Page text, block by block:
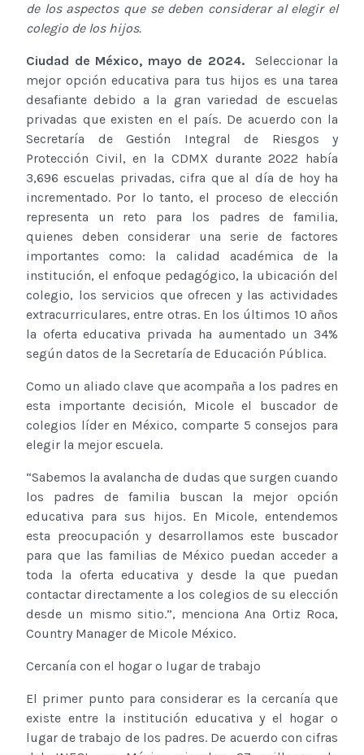
de los aspectos que se deben considerar al elegir el
colegio de los hijos.
Ciudad de México, mayo de 2024.
Seleccionar la
mejor opción educativa para tus hijos es una tarea
desafiante debido a la gran variedad de escuelas
privadas que existen en el país. De acuerdo con la
Secretaría de Gestión Integral de Riesgos y
Protección Civil, en la CDMX durante 2022 había
3,696 escuelas privadas, cifra que al día de hoy ha
incrementado. Por lo tanto, el proceso de elección
representa un reto para los padres de familia,
quienes deben considerar una serie de factores
importantes como: la calidad académica de la
institución, el enfoque pedagógico, la ubicación del
colegio, los servicios que ofrecen y las actividades
extracurriculares, entre otras. En los últimos 10 años
la oferta educativa privada ha aumentado un 34%
según datos de la Secretaría de Educación Pública.
Como un aliado clave que acompaña a los padres en
esta importante decisión, Micole el buscador de
colegios líder en México, comparte 5 consejos para
elegir la mejor escuela.
“Sabemos la avalancha de dudas que surgen cuando
los padres de familia buscan la mejor opción
educativa para sus hijos. En Micole, entendemos
esta preocupación y desarrollamos este buscador
para que las familias de México puedan acceder a
toda la oferta educativa y desde la que puedan
contactar directamente a los colegios de su elección
desde un mismo sitio.”, menciona Ana Ortiz Roca,
Country Manager de Micole México.
Cercanía con el hogar o lugar de trabajo
El primer punto para considerar es la cercanía que
existe entre la institución educativa y el hogar o
lugar de trabajo de los padres. De acuerdo con cifras